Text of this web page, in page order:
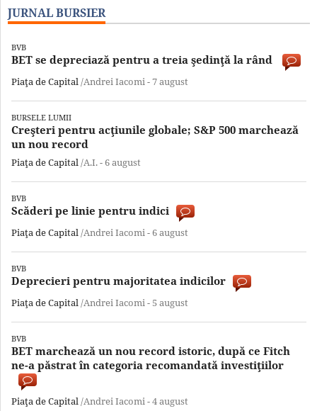
JURNAL BURSIER
BVB
BET se depreciază pentru a treia şedinţă la rând
Piaţa de Capital/Andrei Iacomi -7 august
BURSELE LUMII
Creşteri pentru acţiunile globale; S&P 500 marchează
un nou record
Piaţa de Capital/A.I. -6 august
BVB
Scăderi pe linie pentru indici
Piaţa de Capital/Andrei Iacomi -6 august
BVB
Deprecieri pentru majoritatea indicilor
Piaţa de Capital/Andrei Iacomi - 5 august
BVB
BET marchează un nou record istoric, după ce Fitch
ne-a păstrat în categoria recomandată investiţiilor
Piaţa de Capital/Andrei Iacomi -4 august